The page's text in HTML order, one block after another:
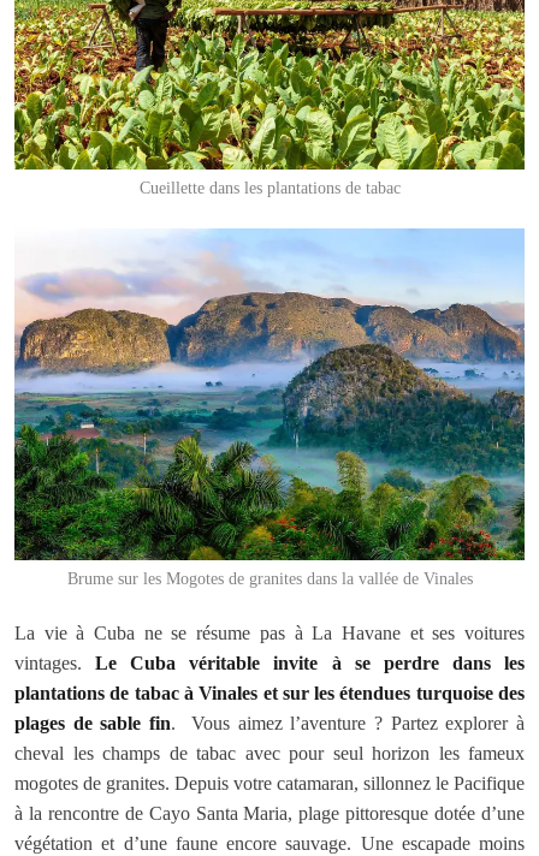
Cueillette dans les plantations de tabac
Brume sur les Mogotes de granites dans la vallée de Vinales
La vie à Cuba ne se résume pas à La Havane et ses voitures
vintages.Le Cuba véritable invite à se perdre dans les
plantations de tabac à Vinales et sur les étendues turquoise des
plages de sable fin. Vous aimez l’aventure ? Partez explorer à
cheval les champs de tabac avec pour seul horizon les fameux
mogotes de granites. Depuis votre catamaran, sillonnez le Pacifique
à la rencontre de Cayo Santa Maria, plage pittoresque dotée d’une
végétation et d’une faune encore sauvage. Une escapade moins